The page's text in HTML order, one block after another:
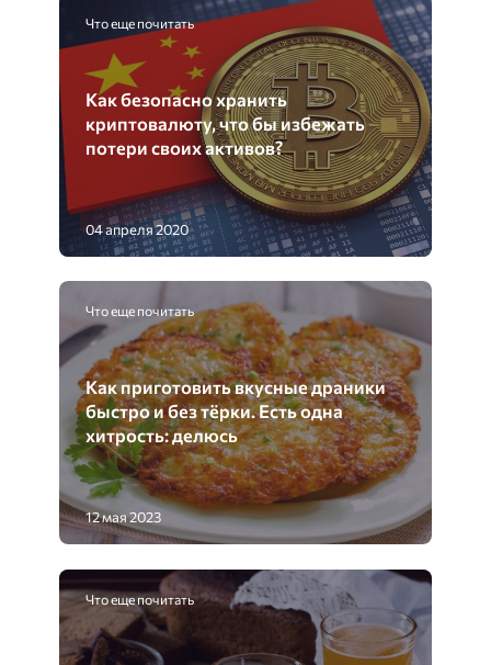
Что еще почитать
Как безопасно хранить
криптовалюту, что бы избежать
потери своих активов?
04 апреля 2020
Что еще почитать
Как приготовить вкусные драники
быстро и без тёрки. Есть одна
хитрость: делюсь
12 мая 2023
Что еще почитать